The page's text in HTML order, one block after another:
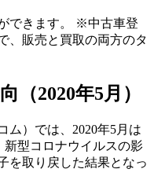
できます。 ※中古車登
、販売と買取の両方のタ
（2020年5月）
ム）では、2020年5月は
新型コロナウイルスの影
を取り戻した結果となっ